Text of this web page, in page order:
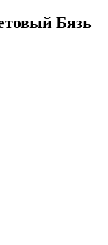
Бязь